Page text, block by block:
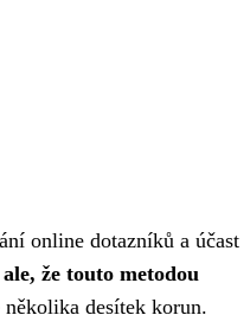
online dotazníků a účast
že touto metodou
desítek korun.